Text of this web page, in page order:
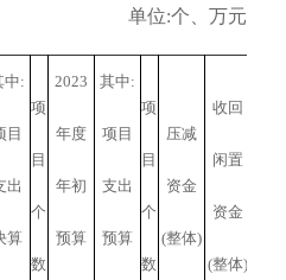
单位:个、万元
中:
目
出
算
项
目
个
数
2023
年度
年初
预算
其中:
项目
支出
预算
项
目
个
数
压减
资金
(整体)
收回
闲置
资金
(整体)